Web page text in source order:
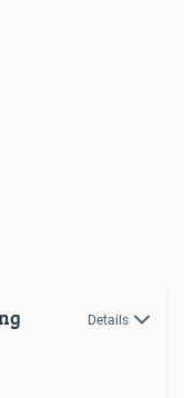
Details